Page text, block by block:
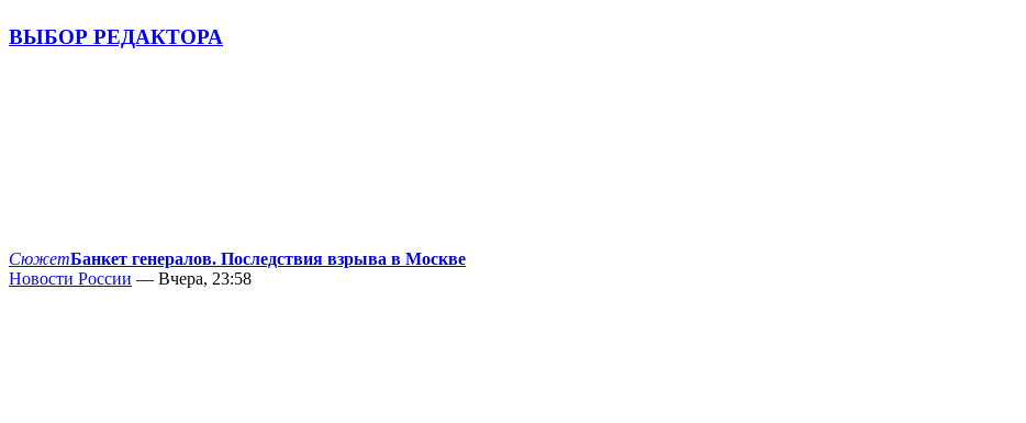
ВЫБОР РЕДАКТОРА
СюжетБанкет генералов. Последствия взрыва в Москве
Новости России — Вчера, 23:58